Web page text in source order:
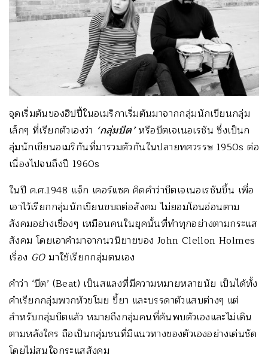
จุดเริ่มต้นของฮิปปี้ในอเมริกาเริ่มต้นมาจากกลุ่มนักเขียนกลุ่ม
เล็กๆ ที่เรียกตัวเองว่า ‘กลุ่มบีต’ หรือบีตเจเนอเรชัน ซึ่งเป็นก
ลุ่มนักเขียนอเมริกันที่มารวมตัวกันในปลายทศวรรษ 1950s ต่อ
เนื่องไปจนถึงปี 1960s
ในปี ค.ศ.1948 แจ็ก เคอร์แซค คิดคำว่าบีตเจเนอเรชันขึ้น เพื่อ
เอาไว้เรียกกลุ่มนักเขียนขบถต่อสังคม ไม่ยอมโอนอ่อนตาม
สังคมอย่างเชื่องๆ เหมือนคนในยุคนั้นที่ทำทุกอย่างตามกระแส
สังคม โดยเอาคำมาจากนวนิยายของ John Clellon Holmes
เรื่อง GOมาใช้เรียกกลุ่มตนเอง
คำว่า ‘บีต’ (Beat) เป็นสแลงที่มีความหมายหลายนัย เป็นได้ทั้ง
คำเรียกกลุ่มพวกหัวขโมย ขี้ยา และบรรดาตัวแสบต่างๆ แต่
สำหรับกลุ่มบีตแล้ว หมายถึงกลุ่มคนที่ค้นพบตัวเองและไม่เดิน
ตามหลังใคร ถือเป็นกลุ่มชนที่มีแนวทางของตัวเองอย่างเด่นชัด
โดยไม่สนใจกระแสสังคม